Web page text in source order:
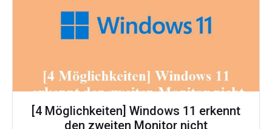
[4 Möglichkeiten] Windows 11 erkennt
den zweiten Monitor nicht